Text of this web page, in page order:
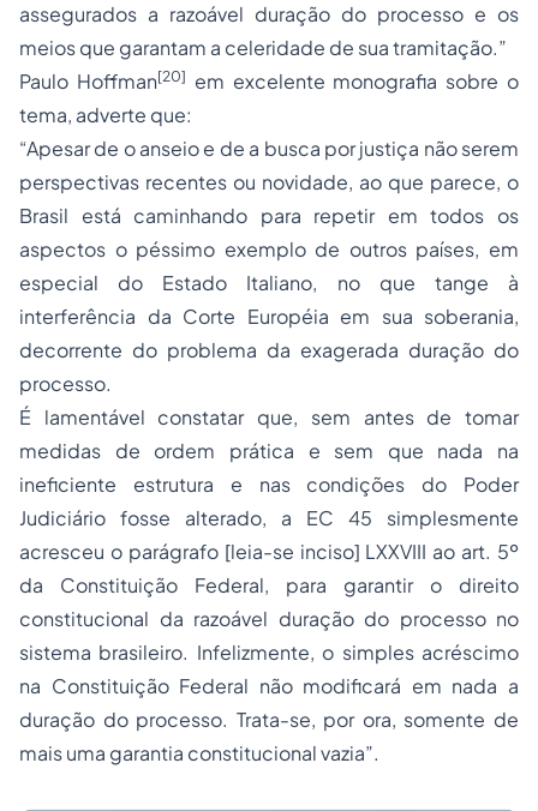
assegurados a razoável duração do processo e os
meios que garantam a celeridade de sua tramitação.”
Paulo Hoffman[20] em excelente monografia sobre o
tema, adverte que:
“Apesar de o anseio e de a busca por justiça não serem
perspectivas recentes ou novidade, ao que parece, o
Brasil está caminhando para repetir em todos os
aspectos o péssimo exemplo de outros países, em
especial do Estado Italiano, no que tange à
interferência da Corte Européia em sua soberania,
decorrente do problema da exagerada duração do
processo.
É lamentável constatar que, sem antes de tomar
medidas de ordem prática e sem que nada na
ineficiente estrutura e nas condições do Poder
Judiciário fosse alterado, a EC 45 simplesmente
acresceu o parágrafo [leia-se inciso] LXXVIII ao art. 5º
da Constituição Federal, para garantir o direito
constitucional da razoável duração do processo no
sistema brasileiro. Infelizmente, o simples acréscimo
na Constituição Federal não modificará em nada a
duração do processo. Trata-se, por ora, somente de
mais uma garantia constitucional vazia”.